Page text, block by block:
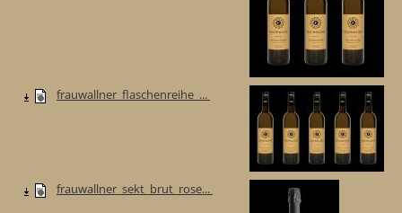
frauwallner_flaschenreihe_...
frauwallner_sekt_brut_rose...